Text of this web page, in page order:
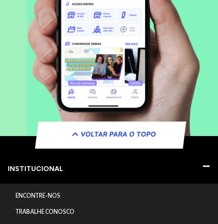
VOLTAR PARA O TOPO
INSTITUCIONAL
ENCONTRE-NOS
TRABALHE CONOSCO